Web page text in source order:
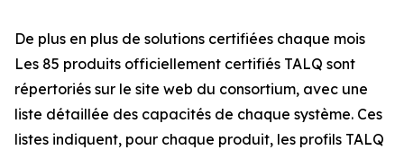
De plus en plus de solutions certifiées chaque mois
Les 85 produits officiellement certifiés TALQ sont
répertoriés sur le site web du consortium, avec une
liste détaillée des capacités de chaque système. Ces
listes indiquent, pour chaque produit, les profils TALQ